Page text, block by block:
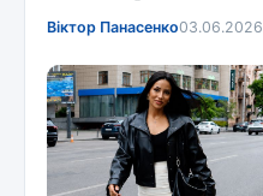
Віктор Панасенко03.06.2026